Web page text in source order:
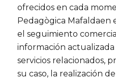
ofrecidos en cada
Pedagògica Mafaldaen
el seguimiento
información
servicios relacionados,
su caso, la realización